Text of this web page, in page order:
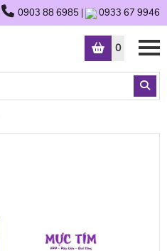
0903 88 6985 | 0933 67 9946
0